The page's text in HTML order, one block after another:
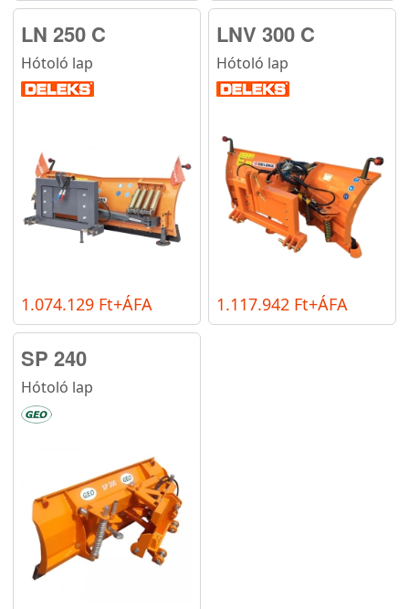
LN 250 C
Hótoló lap
1.074.129 Ft+ÁFA
LNV 300 C
Hótoló lap
1.117.942 Ft+ÁFA
SP 240
Hótoló lap